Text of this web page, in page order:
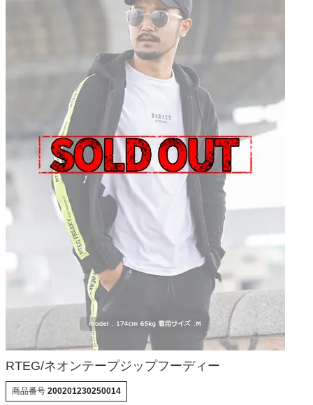
RTEG/ネオンテープジップフーディー
商品番号 200201230250014